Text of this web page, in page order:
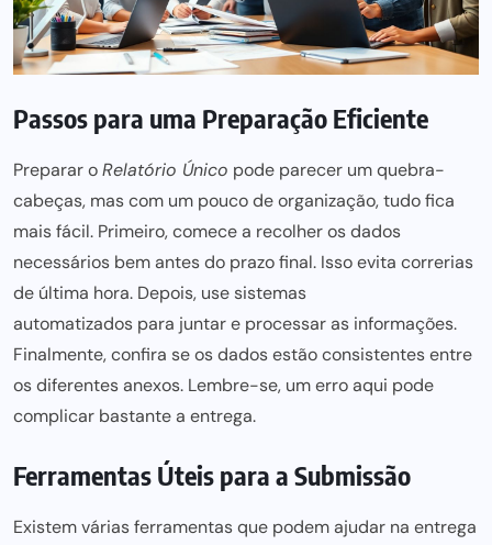
Passos para uma Preparação Eficiente
Preparar oRelatório Único pode parecer um quebra-
cabeças, mas com um pouco de organização, tudo fica
mais fácil. Primeiro, comece a recolher os dados
necessários bem antes do prazo final. Isso evita correrias
de última hora. Depois, use sistemas
automatizados para juntar e processaras informações.
Finalmente, confira se os dados estão consistentes entre
os diferentes anexos. Lembre-se, um erro aqui pode
complicar bastante a entrega.
Ferramentas Úteis para a Submissão
Existem várias ferramentas que podem ajudar na entrega